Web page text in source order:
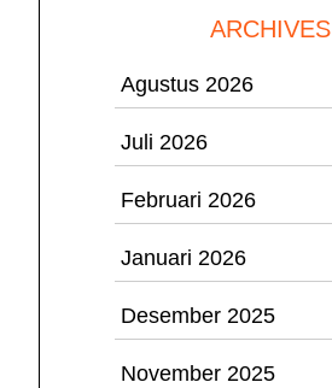
ARCHIVES
Agustus 2026
Juli 2026
Februari 2026
Januari 2026
Desember 2025
November 2025